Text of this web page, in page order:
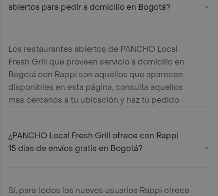
abiertos para pedir a domicilio en Bogotá?
Los restaurantes abiertos de PANCHO Local
Fresh Grill que proveen servicio a domicilio en
Bogotá con Rappi son aquellos que aparecen
disponibles en esta página, consulta aquellos
mas cercanos a tu ubicación y haz tu pedido
¿PANCHO Local Fresh Grill ofrece con Rappi
15 días de envíos gratis en Bogotá?
Sí, para todos los nuevos usuarios Rappi ofrece